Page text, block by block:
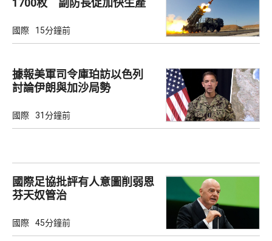
國際 15分鐘前
據報美軍司令庫珀訪以色列
討論伊朗與加沙局勢
國際 31分鐘前
國際足協批評有人意圖削弱恩
芬天奴管治
國際 45分鐘前